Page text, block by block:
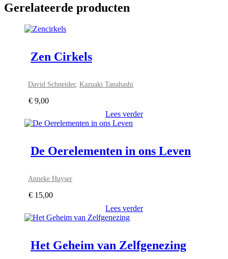
Gerelateerde producten
Zen Cirkels
David Schneider,Kazuaki Tanahashi
€ 9,00
Lees verder
De Oerelementen in ons Leven
Anneke Huyser
€ 15,00
Lees verder
Het Geheim van Zelfgenezing